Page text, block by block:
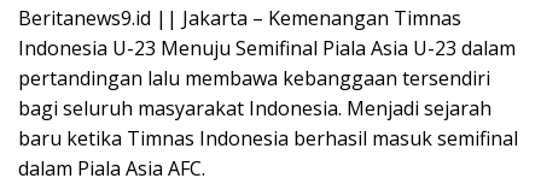
Beritanews9.id || Jakarta – Kemenangan Timnas
Indonesia U-23 Menuju Semifinal Piala Asia U-23 dalam
pertandingan lalu membawa kebanggaan tersendiri
bagi seluruh masyarakat Indonesia. Menjadi sejarah
baru ketika Timnas Indonesia berhasil masuk semifinal
dalam Piala Asia AFC.